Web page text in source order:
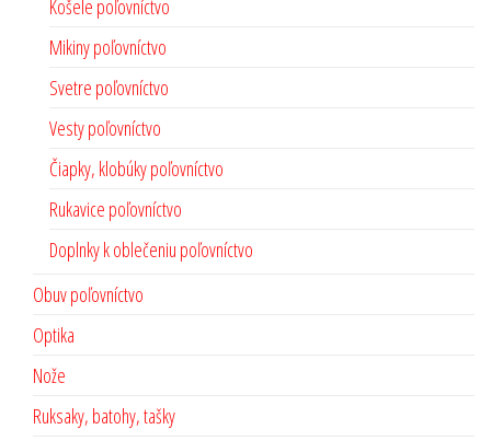
Košele poľovníctvo
Mikiny poľovníctvo
Svetre poľovníctvo
Vesty poľovníctvo
Čiapky, klobúky poľovníctvo
Rukavice poľovníctvo
Doplnky k oblečeniu poľovníctvo
Obuv poľovníctvo
Optika
Nože
Ruksaky, batohy, tašky